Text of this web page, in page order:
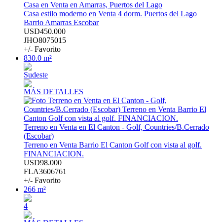
Casa en Venta en Amarras, Puertos del Lago
Casa estilo moderno en Venta 4 dorm. Puertos del Lago
Barrio Amarras Escobar
USD450.000
JHO8075015
+/- Favorito
830.0 m²
Sudeste
MÁS DETALLES
Terreno en Venta en El Canton - Golf, Countries/B.Cerrado
(Escobar)
Terreno en Venta Barrio El Canton Golf con vista al golf.
FINANCIACION.
USD98.000
FLA3606761
+/- Favorito
266 m²
4